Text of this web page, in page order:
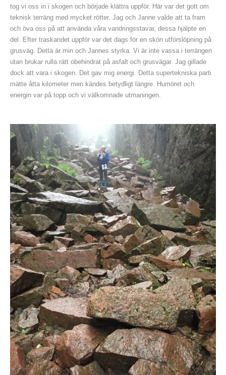
tog vi oss in i skogen och började klättra uppför. Här var det gott om
teknisk terräng med mycket rötter. Jag och Janne valde att ta fram
och öva oss på att använda våra vandringsstavar, dessa hjälpte en
del. Efter traskandet uppför var det dags för en skön utförslöpning på
grusväg. Detta är min och Jannes styrka. Vi är inte vassa i terrängen
utan brukar rulla rätt obehindrat på asfalt och grusvägar. Jag gillade
dock att vara i skogen. Det gav mig energi. Detta supertekniska parti
mätte åtta kilometer men kändes betydligt längre. Humöret och
energin var på topp och vi välkomnade utmaningen.